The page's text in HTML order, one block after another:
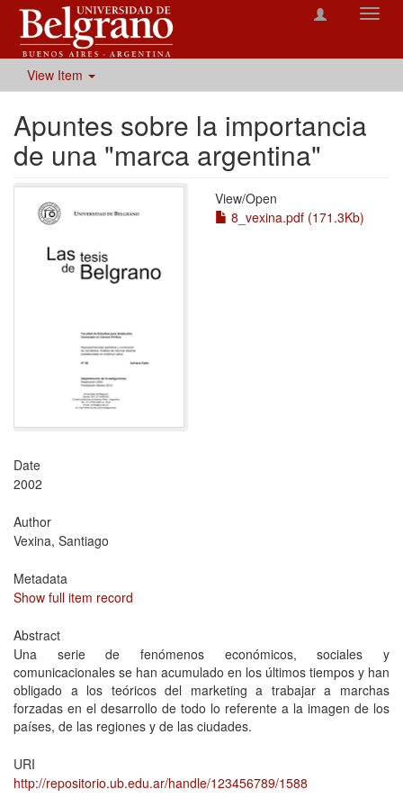
View Item
Apuntes sobre la importancia
de una "marca argentina"
View/Open
8_vexina.pdf (171.3Kb)
Date
2002
Author
Vexina, Santiago
Metadata
Show full item record
Abstract
Una serie de fenómenos económicos, sociales y
comunicacionales se han acumulado en los últimos tiempos y han
obligado a los teóricos del marketing a trabajar a marchas
forzadas en el desarrollo de todo lo referente a la imagen de los
países, de las regiones y de las ciudades.
URI
http://repositorio.ub.edu.ar/handle/123456789/1588